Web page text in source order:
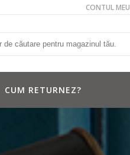
CONTUL MEU
CUM RETURNEZ?